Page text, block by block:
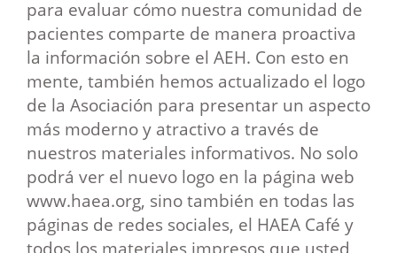
para evaluar cómo nuestra comunidad de
pacientes comparte de manera proactiva
la información sobre el AEH. Con esto en
mente, también hemos actualizado el logo
de la Asociación para presentar un aspecto
más moderno y atractivo a través de
nuestros materiales informativos. No solo
podrá ver el nuevo logo en la página web
www.haea.org, sino también en todas las
páginas de redes sociales, el HAEA Café y